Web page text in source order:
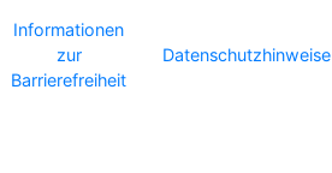
Informationen
zur
Barrierefreiheit
Datenschutzhinweise